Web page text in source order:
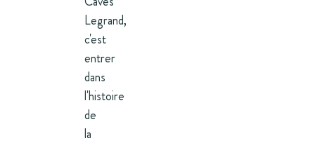
Legrand,
c'est
entrer
dans
l'histoire
de
la